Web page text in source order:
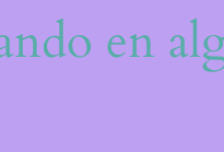
en